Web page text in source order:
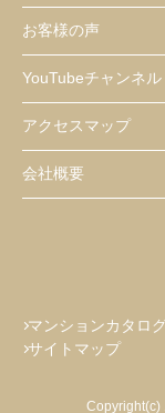
お客様の声
YouTubeチャンネル
アクセスマップ
会社概要
マンションカタロ
サイトマップ
Copyright(c)